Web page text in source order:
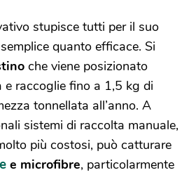
stupisce tutti per il suo
quanto efficace. Si
che viene posizionato
e raccoglie fino a 1,5 kg di
tonnellata all’anno. A
sistemi di raccolta manuale,
più costosi, può catturare
e microfibre, particolarmente